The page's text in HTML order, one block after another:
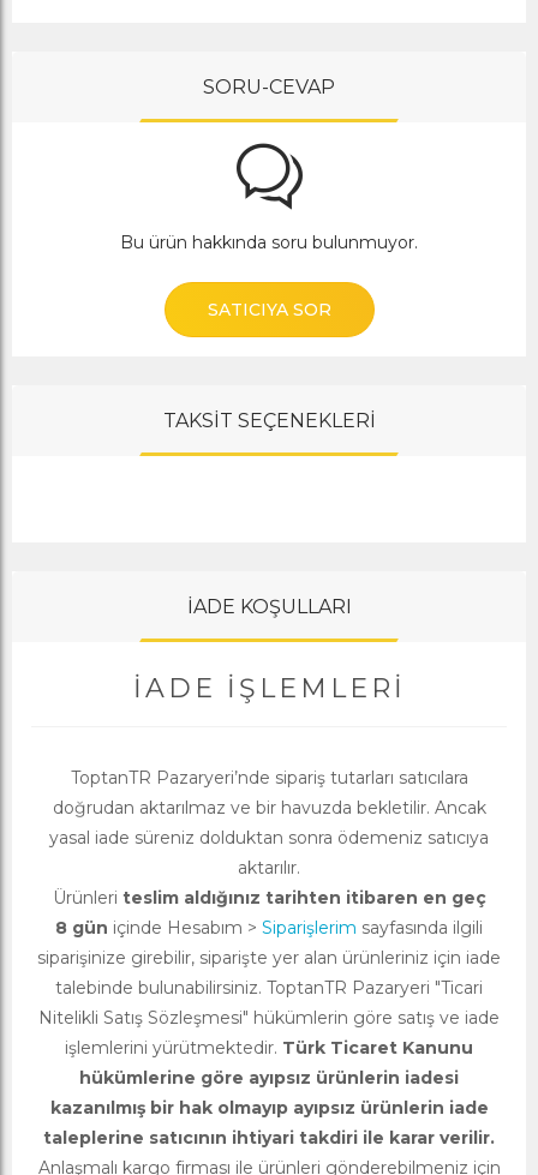
SORU-CEVAP
Bu ürün hakkında soru bulunmuyor.
SATICIYA SOR
TAKSİT SEÇENEKLERİ
İADE KOŞULLARI
İADE İŞLEMLERI
ToptanTR Pazaryeri’nde sipariş tutarları satıcılara
doğrudan aktarılmaz ve bir havuzda bekletilir. Ancak
yasal iade süreniz dolduktan sonra ödemeniz satıcıya
aktarılır.
Ürünleri teslim aldığınız tarihten itibaren en geç
8 gün içinde Hesabım > Siparişlerim sayfasında ilgili
siparişinize girebilir, siparişte yer alan ürünleriniz için iade
talebinde bulunabilirsiniz. ToptanTR Pazaryeri "Ticari
Nitelikli Satış Sözleşmesi" hükümlerin göre satış ve iade
işlemlerini yürütmektedir. Türk Ticaret Kanunu
hükümlerine göre ayıpsız ürünlerin iadesi
kazanılmış bir hak olmayıp ayıpsız ürünlerin iade
taleplerine satıcının ihtiyari takdiri ile karar verilir.
Anlaşmalı kargo firması ile ürünleri gönderebilmeniz için